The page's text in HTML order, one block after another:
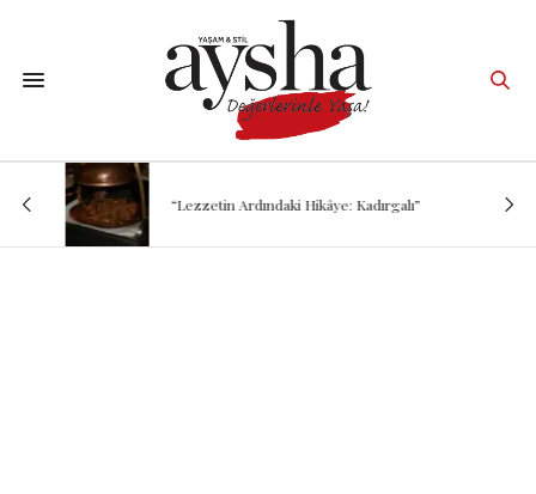
“Lezzetin Ardındaki Hikâye: Kadırgalı”